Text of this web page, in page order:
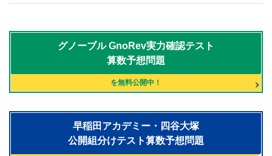
グノーブルGnoRev実力確認テスト
算数予想問題
を無料公開中！
早稲田アカデミー・四谷大塚
公開組分けテスト算数予想問題